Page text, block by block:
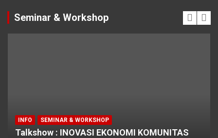
Seminar & Workshop
INFO SEMINAR & WORKSHOP
Talkshow : INOVASI EKONOMI KOMUNITAS